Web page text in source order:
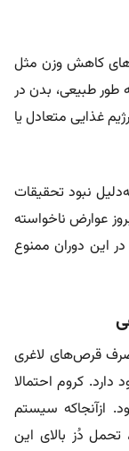
کاهش وزن مثل
طور طبیعی، بدن در
غذایی متعادل یا
و به‌دلیل نبود تحقیقات
عوارض ناخواسته
این دوران ممنوع
قرص‌های لاغری
کروم ۲۰۰ وجود دارد. کروم احتمالا
ازآنجاکه سیستم
تحمل دُز بالای این